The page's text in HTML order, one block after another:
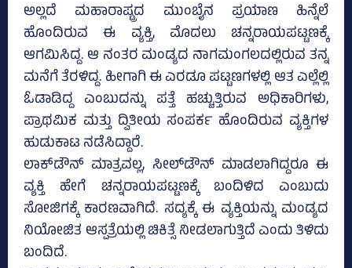
ಅಲ್ಲದೆ ಮಹಾರಾಷ್ಟ್ರದ ಮುಂಬೈನ ಪ್ರಯಾಣ ಹಿನ್ನೆಲೆ
ಹೊಂದಿರುವ ಈ ವ್ಯಕ್ತಿ, ಮೊದಲು ಚನ್ನರಾಯಪಟ್ಟಣಕ್ಕೆ
ಆಗಮಿಸಿದ್ದ. ಆ ನಂತರ ಮಂಡ್ಯದ ನಾಗಮಂಗಲದಲ್ಲಿರುವ ತನ್ನ
ಮನೆಗೆ ತೆರಳಿದ್ದ. ಹೀಗಾಗಿ ಈ ಎರಡೂ ಪಟ್ಟಣಗಳಲ್ಲಿ ಆತ ಎಲ್ಲೆಲ್ಲಿ
ಓಡಾಡಿದ್ದ ಎಂಬುದನ್ನು ಪತ್ತೆ ಹಚ್ಚುತ್ತಿರುವ ಅಧಿಕಾರಿಗಳು,
ಪ್ರಾಥಮಿಕ ಮತ್ತು ದ್ವಿತೀಯ ಸಂಪರ್ಕ ಹೊಂದಿರುವ ವ್ಯಕ್ತಿಗಳ
ಹುಡುಕಾಟ ನಡೆಸಿದ್ದಾರೆ.
ಲಾಕ್‌ಡೌನ್‌ ಮಾತ್ರವಲ್ಲ, ಸೀಲ್‌ಡೌನ್‌ ಮಾಡಲಾಗಿದ್ದರೂ ಈ
ವ್ಯಕ್ತಿ ಹೇಗೆ ಚನ್ನರಾಯಪಟ್ಟಣಕ್ಕೆ ಬಂದಿಳಿದ ಎಂಬುದು
ಸೋಜಿಗಕ್ಕೆ ಕಾರಣವಾಗಿದೆ. ಸದ್ಯಕ್ಕೆ ಈ ವ್ಯಕ್ತಿಯನ್ನು ಮಂಡ್ಯದ
ನಿಯೋಜಿತ ಆಸ್ಪತ್ರೆಯಲ್ಲಿ ಚಿಕಿತ್ಸೆ ನೀಡಲಾಗುತ್ತಿದೆ ಎಂದು ತಿಳಿದು
ಬಂದಿದೆ.